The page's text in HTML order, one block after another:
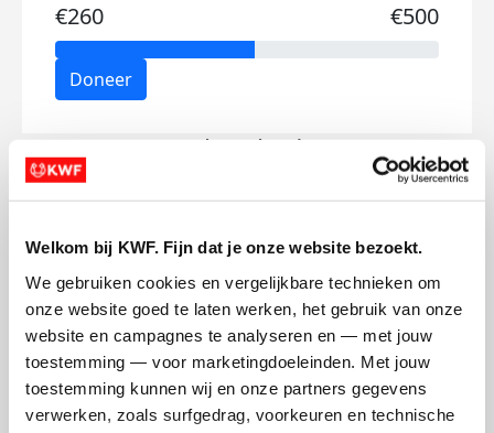
Welkom bij KWF. Fijn dat je onze website bezoekt.
We gebruiken cookies en vergelijkbare technieken om
onze website goed te laten werken, het gebruik van onze
website en campagnes te analyseren en — met jouw
toestemming — voor marketingdoeleinden. Met jouw
toestemming kunnen wij en onze partners gegevens
verwerken, zoals surfgedrag, voorkeuren en technische
€260 €500
Doneer
Menko's badges